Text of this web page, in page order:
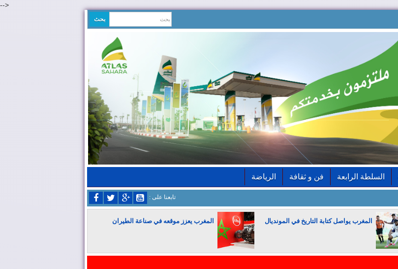
-->
السلطة الرابعة فن و ثقافة الرياضة
: تابعنا على
المغرب يواصل كتابة التاريخ في المونديال المغرب يعزز موقعه في صناعة الطيران